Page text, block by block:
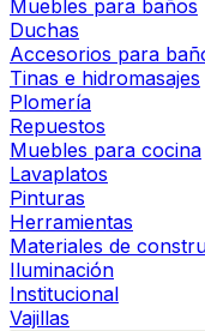
Muebles para baños
Duchas
Accesorios para
Tinas e hidromasajes
Plomería
Repuestos
Muebles para cocina
Lavaplatos
Pinturas
Herramientas
Materiales de
Iluminación
Institucional
Vajillas